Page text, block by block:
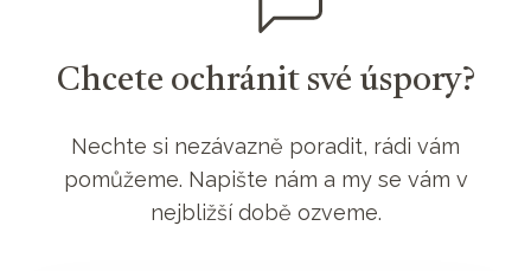
Chcete ochránit své úspory?
Nechte si nezávazně poradit, rádi vám
pomůžeme. Napište nám a my se vám v
nejbližší době ozveme.